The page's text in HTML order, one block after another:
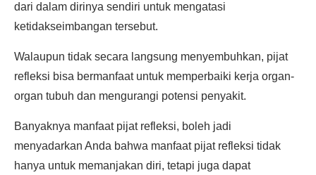
dari dalam dirinya sendiri untuk mengatasi
ketidakseimbangan tersebut.
Walaupun tidak secara langsung menyembuhkan, pijat
refleksi bisa bermanfaat untuk memperbaiki kerja organ-
organ tubuh dan mengurangi potensi penyakit.
Banyaknya manfaat pijat refleksi, boleh jadi
menyadarkan Anda bahwa manfaat pijat refleksi tidak
hanya untuk memanjakan diri, tetapi juga dapat